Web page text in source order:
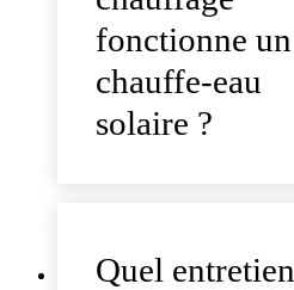
fonctionne un
chauffe-eau
solaire ?
Quel entretien